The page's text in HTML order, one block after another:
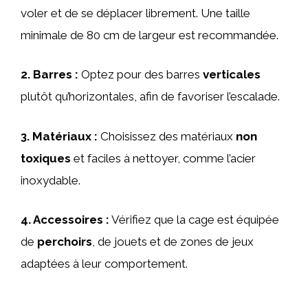
voler et de se déplacer librement. Une taille
minimale de 80 cm de largeur est recommandée.
2. Barres : Optez pour des barres verticales
plutôt qu’horizontales, afin de favoriser l’escalade.
3. Matériaux : Choisissez des matériaux non
toxiques et faciles à nettoyer, comme l’acier
inoxydable.
4.Accessoires : Vérifiez que la cage est équipée
de perchoirs, de jouets et de zones de jeux
adaptées à leur comportement.